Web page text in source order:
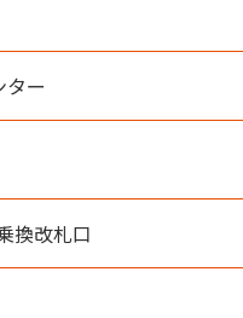
ー
換改札口